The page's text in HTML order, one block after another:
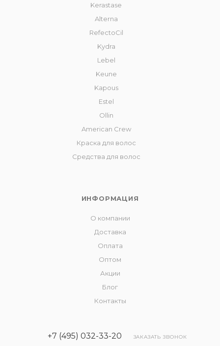
Kerastase
Alterna
RefectoCil
Kydra
Lebel
Keune
Kapous
Estel
Ollin
American Crew
Краска для волос
Средства для волос
ИНФОРМАЦИЯ
О компании
Доставка
Оплата
Оптом
Акции
Блог
Контакты
+7 (495) 032-33-20 ЗАКАЗАТЬ ЗВОНОК